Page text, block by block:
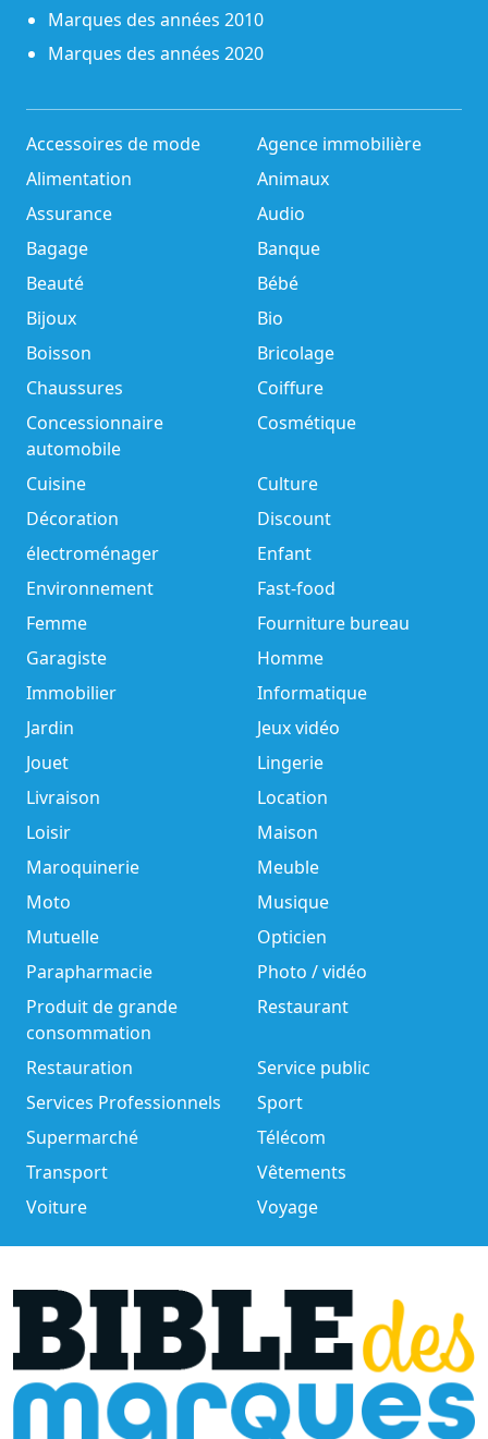
Marques des années 2010
Marques des années 2020
Accessoires de mode
Agence immobilière
Alimentation
Animaux
Assurance
Audio
Bagage
Banque
Beauté
Bébé
Bijoux
Bio
Boisson
Bricolage
Chaussures
Coiffure
Concessionnaire
automobile
Cosmétique
Cuisine
Culture
Décoration
Discount
électroménager
Enfant
Environnement
Fast-food
Femme
Fourniture bureau
Garagiste
Homme
Immobilier
Informatique
Jardin
Jeux vidéo
Jouet
Lingerie
Livraison
Location
Loisir
Maison
Maroquinerie
Meuble
Moto
Musique
Mutuelle
Opticien
Parapharmacie
Photo / vidéo
Produit de grande
consommation
Restaurant
Restauration
Service public
Services Professionnels
Sport
Supermarché
Télécom
Transport
Vêtements
Voiture
Voyage